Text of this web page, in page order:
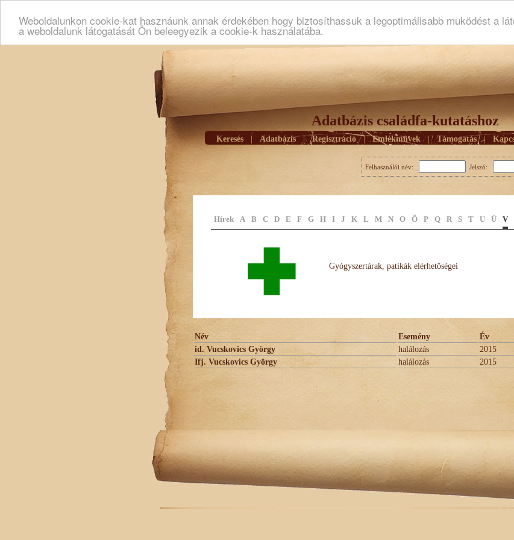
Weboldalunkon cookie-kat hasznáunk annak érdekében hogy biztosíthassuk a legoptimálisabb muködést a
a weboldalunk látogatását Ön beleegyezik a cookie-k használatába.
Adatbázis családfa-kutatáshoz
Keresés Adatbázis | Regisztráció | Emlékmûvek | Támogatás |
Felhasználói név: Jelszó:
Hírek A B C D E F G H I J K L M N O Ö P Q R S T U Ü V
Gyógyszertárak, patikák elérhetöségei
Név Esemény Év
id. Vucskovics György
halálozás 2015
Ifj. Vucskovics György
halálozás 2015